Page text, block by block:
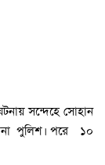
সন্দেহে সোহান
পুলিশ। পরে ১০